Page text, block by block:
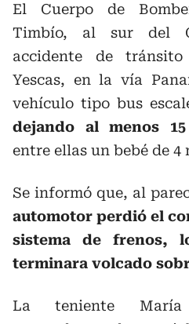
El Cuerpo de
Timbío, al sur del
accidente de
Yescas, en la vía
vehículo tipo bus
dejando al menos
entre ellas un bebé de 4
Se informó que, al
automotor perdió el
sistema de frenos,
terminara volcado
La teniente María